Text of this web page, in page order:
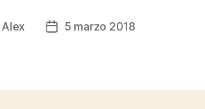
Alex
Fecha5 marzo 2018